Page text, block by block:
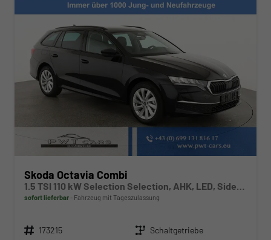
Skoda Octavia Combi
sofort lieferbar Fahrzeug mit Tageszulassung
Fahrzeugnr. 173215 Getriebe Schaltgetriebe